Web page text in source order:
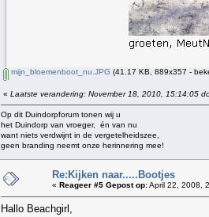
mijn_bloemenboot_nu.JPG (41.17 KB, 889x357 -
« Laatste verandering: November 18, 2010, 15:14:05
Op dit Duindorpforum tonen wij u
het Duindorp van vroeger, én van nu
want niets verdwijnt in de vergetelheidszee,
geen branding neemt onze herinnering mee!
Re:Kijken naar.....Bootjes
« Reageer #5 Gepost op:April 22, 2008,
Hallo Beachgirl,